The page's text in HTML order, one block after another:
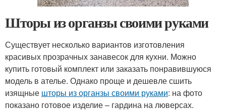
Шторы из органзы своими руками
Существует несколько вариантов изготовления
красивых прозрачных занавесок для кухни. Можно
купить готовый комплект или заказать понравившуюся
модель в ателье. Однако проще и дешевле сшить
изящные шторы из органзы своими руками: на фото
показано готовое изделие – гардина на люверсах.